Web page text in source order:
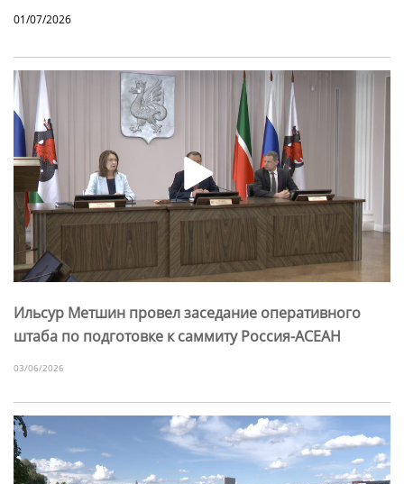
01/07/2026
Ильсур Метшин провел заседание оперативного
штаба по подготовке к саммиту Россия-АСЕАН
03/06/2026